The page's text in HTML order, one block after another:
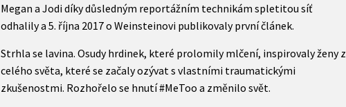
Megan a Jodi díky důsledným reportážním technikám spletitou síť
odhalily a 5. října 2017 o Weinsteinovi publikovaly první článek.
Strhla se lavina. Osudy hrdinek, které prolomily mlčení, inspirovaly ženy z
celého světa, které se začaly ozývat s vlastními traumatickými
zkušenostmi. Rozhořelo se hnutí #MeToo a změnilo svět.